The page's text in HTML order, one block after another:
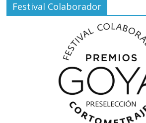
Festival Colaborador